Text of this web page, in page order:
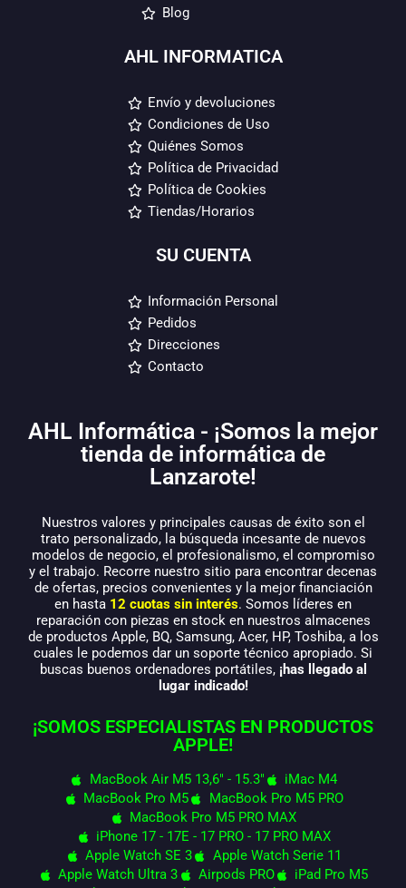
Blog
AHL INFORMATICA
Envío y devoluciones
Condiciones de Uso
Quiénes Somos
Política de Privacidad
Política de Cookies
Tiendas/Horarios
SU CUENTA
Información Personal
Pedidos
Direcciones
Contacto
AHL Informática - ¡Somos la mejor
tienda de informática de
Lanzarote!
Nuestros valores y principales causas de éxito son el
trato personalizado, la búsqueda incesante de nuevos
modelos de negocio, el profesionalismo, el compromiso
y el trabajo. Recorre nuestro sitio para encontrar decenas
de ofertas, precios convenientes y la mejor financiación
en hasta 12 cuotas sin interés. Somos líderes en
reparación con piezas en stock en nuestros almacenes
de productos Apple, BQ, Samsung, Acer, HP, Toshiba, a los
cuales le podemos dar un soporte técnico apropiado. Si
buscas buenos ordenadores portátiles, ¡has llegado al
lugar indicado!
¡SOMOS ESPECIALISTAS EN PRODUCTOS
APPLE!
MacBook Air M5 13,6" - 15.3"
iMac M4
MacBook Pro M5
MacBook Pro M5 PRO
MacBook Pro M5 PRO MAX
iPhone 17 - 17E - 17 PRO - 17 PRO MAX
Apple Watch SE 3
Apple Watch Serie 11
Apple Watch Ultra 3
Airpods PRO
iPad Pro M5